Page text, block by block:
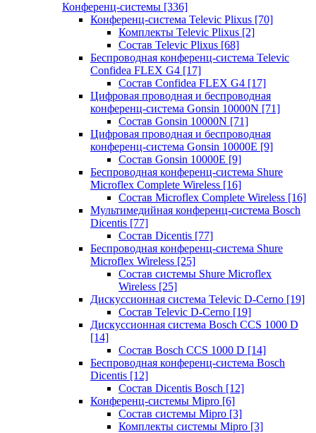
Конференц-системы [336]
Конференц-система Televic Plixus [70]
Комплекты Televic Plixus [2]
Состав Televic Plixus [68]
Беспроводная конференц-система Televic
Confidea FLEX G4 [17]
Состав Confidea FLEX G4 [17]
Цифровая проводная и беспроводная
конференц-система Gonsin 10000N [71]
Состав Gonsin 10000N [71]
Цифровая проводная и беспроводная
конференц-система Gonsin 10000E [9]
Состав Gonsin 10000E [9]
Беспроводная конференц-система Shure
Microflex Complete Wireless [16]
Состав Microflex Complete Wireless [16]
Мультимедийная конференц-система Bosch
Dicentis [77]
Состав Dicentis [77]
Беспроводная конференц-система Shure
Microflex Wireless [25]
Состав системы Shure Microflex
Wireless [25]
Дискуссионная система Televic D-Cerno [19]
Состав Televic D-Cerno [19]
Дискуссионная система Bosch CCS 1000 D
[14]
Состав Bosch CCS 1000 D [14]
Беспроводная конференц-система Bosch
Dicentis [12]
Состав Dicentis Bosch [12]
Конференц-системы Mipro [6]
Состав системы Mipro [3]
Комплекты системы Mipro [3]